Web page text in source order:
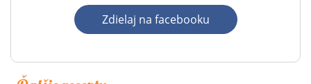
Zdielaj na facebooku